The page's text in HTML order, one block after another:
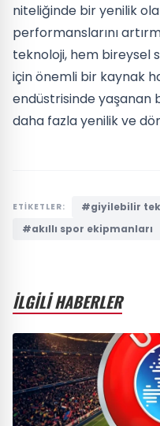
niteliğinde bir yenilik
performanslarını
teknoloji, hem bireysel
için önemli bir kaynak
endüstrisinde yaşanan
daha fazla yenilik ve
ETİKETLER:
#giyilebilir
#akıllı spor ekipmanları
İLGİLİ HABERLER